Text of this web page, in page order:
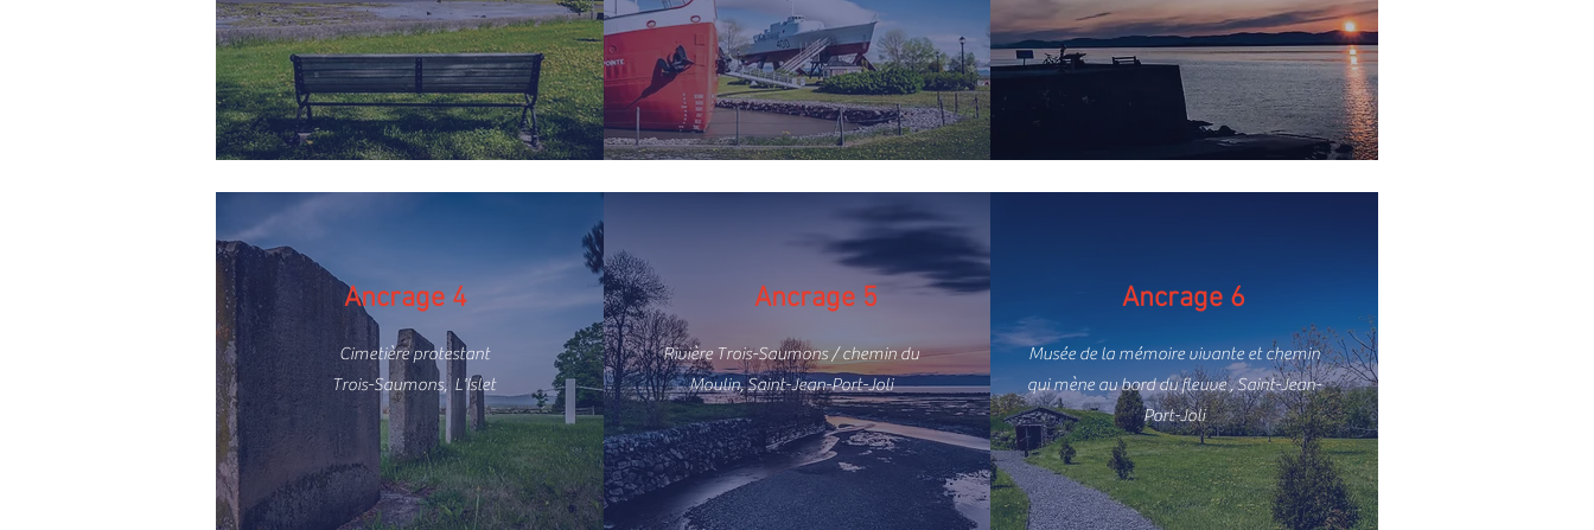
Ancrage 4
Cimetière protestant
Trois-Saumons, L'Islet
Ancrage 5
Rivière Trois-Saumons / chemin du
Moulin, Saint-Jean-Port-Joli
Ancrage 6
Musée de la mémoire vivante et chemin
qui mène au bord du fleuve , Saint-Jean-
Port-Joli